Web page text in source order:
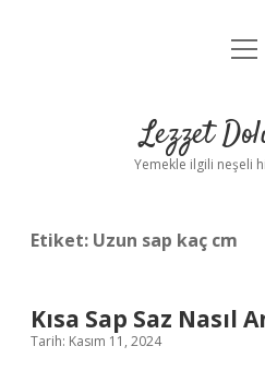
Yasal
Lezzet
Yemekle ilgili neşeli
Etiket: Uzun sap kaç cm
Kısa Sap Saz Nasıl
Tarih: Kasım 11, 2024